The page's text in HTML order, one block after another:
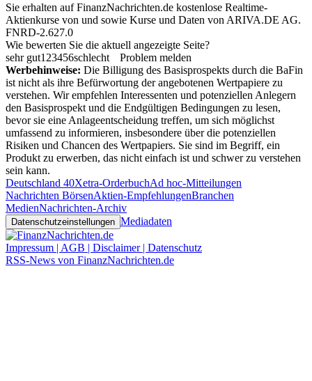
Sie erhalten auf FinanzNachrichten.de kostenlose Realtime-
Aktienkurse von und sowie Kurse und Daten von ARIVA.DE AG.
FNRD-2.627.0
Wie bewerten Sie die aktuell angezeigte Seite?
sehr gut1 23456schlecht
Problem melden
Werbehinweise: Die Billigung des Basisprospekts durch die BaFin
ist nicht als ihre Befürwortung der angebotenen Wertpapiere zu
verstehen. Wir empfehlen Interessenten und potenziellen Anlegern
den Basisprospekt und die Endgültigen Bedingungen zu lesen,
bevor sie eine Anlageentscheidung treffen, um sich möglichst
umfassend zu informieren, insbesondere über die potenziellen
Risiken und Chancen des Wertpapiers. Sie sind im Begriff, ein
Produkt zu erwerben, das nicht einfach ist und schwer zu verstehen
sein kann.
Deutschland 40Xetra-OrderbuchAd hoc-Mitteilungen
Nachrichten BörsenAktien-EmpfehlungenBranchen
MedienNachrichten-Archiv
Datenschutzeinstellungen Mediadaten
Impressum | AGB | Disclaimer | Datenschutz
RSS-News von FinanzNachrichten.de